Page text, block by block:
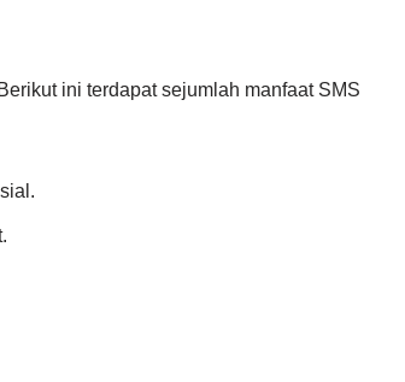
ini terdapat sejumlah manfaat SMS